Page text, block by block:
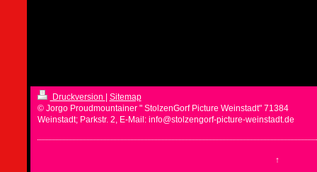
Druckversion | Sitemap
© Jorgo Proudmountainer " StolzenGorf Picture Weinstadt" 71384
Weinstadt; Parkstr. 2, E-Mail: info@stolzengorf-picture-weinstadt.de
↑